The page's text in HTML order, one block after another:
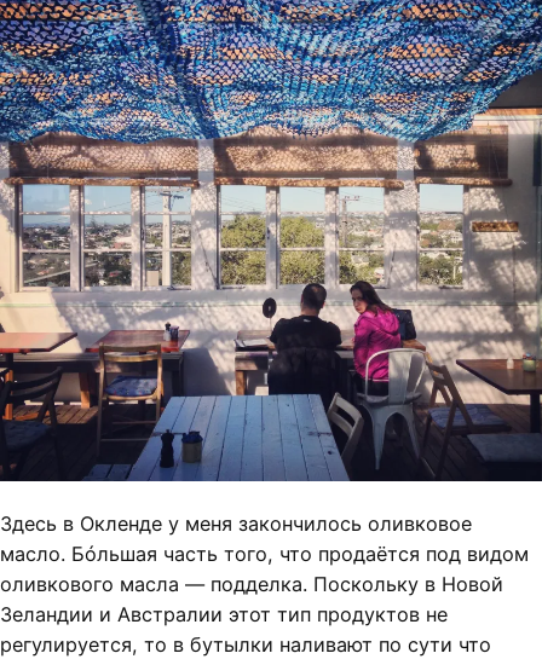
Здесь в Окленде у меня закончилось оливковое
масло. Бóльшая часть того, что продаётся под видом
оливкового масла — подделка. Поскольку в Новой
Зеландии и Австралии этот тип продуктов не
регулируется, то в бутылки наливают по сути что